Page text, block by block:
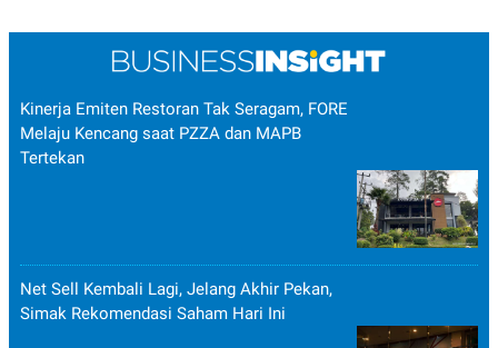
Kinerja Emiten Restoran Tak Seragam, FORE
Melaju Kencang saat PZZA dan MAPB
Tertekan
Net Sell Kembali Lagi, Jelang Akhir Pekan,
Simak Rekomendasi Saham Hari Ini